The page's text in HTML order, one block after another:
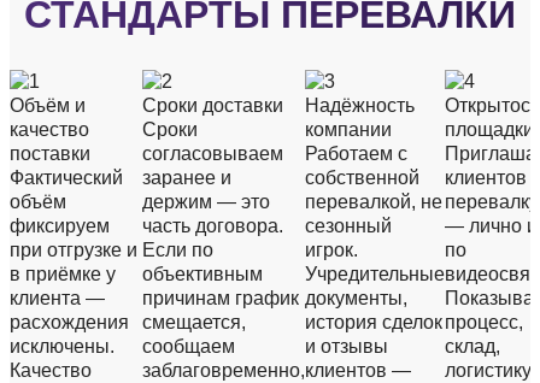
СТАНДАРТЫ ПЕРЕВАЛКИ
Объём и
качество
поставки
Фактический
объём
фиксируем
при отгрузке и
в приёмке у
клиента —
расхождения
исключены.
Качество
Сроки доставки
Сроки
согласовываем
заранее и
держим — это
часть договора.
Если по
объективным
причинам график
смещается,
сообщаем
заблаговременно,
Надёжность
компании
Работаем с
собственной
перевалкой, не
сезонный
игрок.
Учредительные
документы,
история сделок
и отзывы
клиентов —
площадки
клиентов
перевалку
— лично
по
процесс,
склад,
логистику.